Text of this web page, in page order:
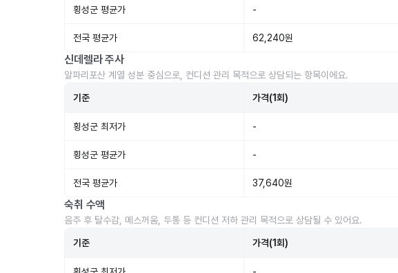
횡성군 평균가 -
전국 평균가 62,240원
신데렐라 주사
알파리포산 계열 성분 중심으로, 컨디션 관리 목적으로 상담되는 항목이에요.
기준 가격(1회)
횡성군 최저가 -
횡성군 평균가 -
전국 평균가 37,640원
숙취 수액
음주 후 탈수감, 메스꺼움, 두통 등 컨디션 저하 관리 목적으로 상담될 수 있어요.
기준 가격(1회)